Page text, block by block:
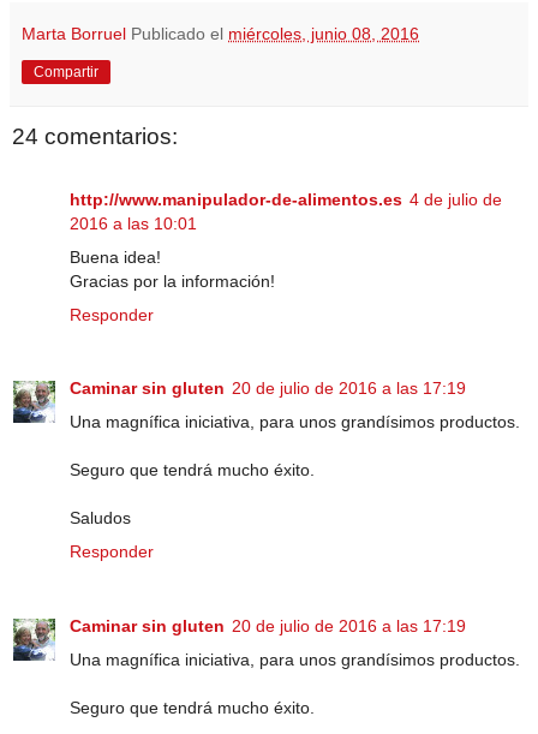
Marta Borruel Publicado el miércoles, junio 08, 2016
Compartir
24 comentarios:
http://www.manipulador-de-alimentos.es 4 de julio de
2016 a las 10:01
Buena idea!
Gracias por la información!
Responder
Caminar sin gluten 20 de julio de 2016 a las 17:19
Una magnífica iniciativa, para unos grandísimos productos.
Seguro que tendrá mucho éxito.
Saludos
Responder
Caminar sin gluten 20 de julio de 2016 a las 17:19
Una magnífica iniciativa, para unos grandísimos productos.
Seguro que tendrá mucho éxito.